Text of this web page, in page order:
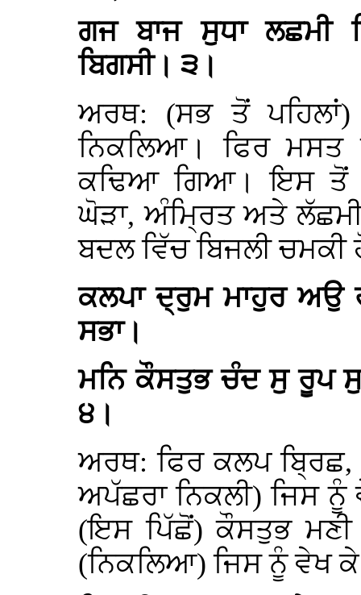
ਗਜ ਬਾਜ ਸੁਧਾ ਲਛਮੀ
ਬਿਗਸੀ। ੩।
ਅਰਥ: (ਸਭ ਤੋਂ
ਨਿਕਲਿਆ। ਫਿਰ ਮਸਤ
ਕਢਿਆ ਗਿਆ। ਇਸ ਤੋਂ
ਘੋੜਾ, ਅੰਮ੍ਰਿਤ ਅਤੇ
ਬਦਲ ਵਿੱਚ ਬਿਜਲੀ
ਕਲਪਾ ਦ੍ਰੁਮ ਮਾਹੁਰ ਅਉ
ਸਭਾ।
ਮਨਿ ਕੌਸਤੁਭ ਚੰਦ ਸੁ ਰੂਪ
੪।
ਅਰਥ: ਫਿਰ ਕਲਪ ਬ੍ਰਿਛ,
ਅਪੱਛਰਾ ਨਿਕਲੀ) ਜਿਸ
(ਇਸ ਪਿੱਛੋਂ) ਕੌਸਤੁਭ
(ਨਿਕਲਿਆ) ਜਿਸ ਨੂੰ ਵੇਖ